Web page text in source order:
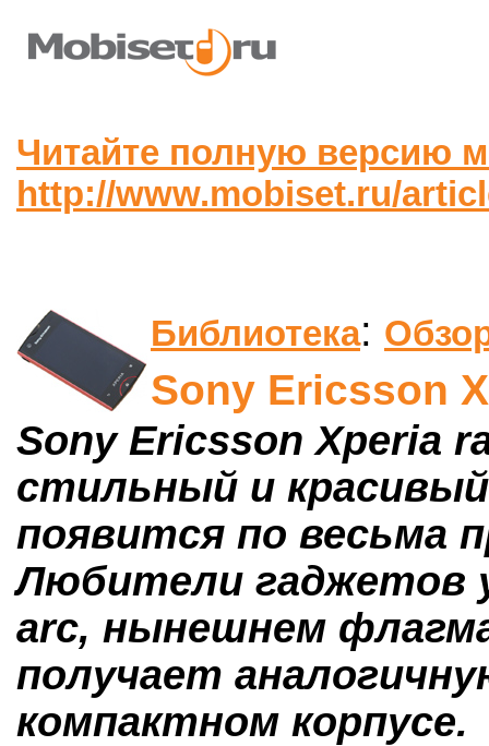
Читайте полную версию
http://www.mobiset.ru/
Библиотека:
Sony Ericsson
Sony Ericsson Xperia
стильный и
появится по весьма
Любители гаджетов
arc, нынешнем
получает
компактном корпусе.